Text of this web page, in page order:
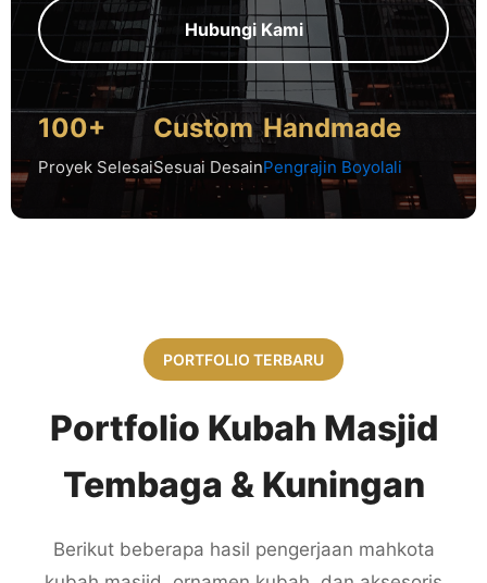
Hubungi Kami
100+
Proyek Selesai
Custom
Sesuai Desain
Handmade
Pengrajin Boyolali
PORTFOLIO TERBARU
Portfolio Kubah Masjid
Tembaga & Kuningan
Berikut beberapa hasil pengerjaan mahkota